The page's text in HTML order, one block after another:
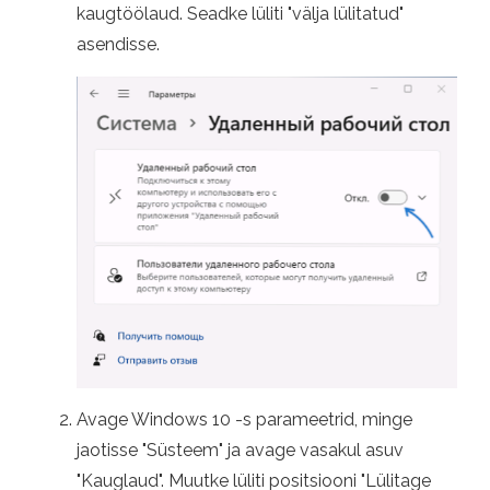
kaugtöölaud. Seadke lüliti "välja lülitatud"
asendisse.
Avage Windows 10 -s parameetrid, minge
jaotisse "Süsteem" ja avage vasakul asuv
"Kauglaud". Muutke lüliti positsiooni "Lülitage